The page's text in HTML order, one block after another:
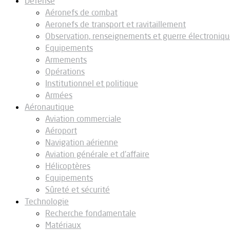
Aéronefs de combat
Aeronefs de transport et ravitaillement
Observation, renseignements et guerre
Equipements
Armements
Opérations
Institutionnel et politique
Armées
Aéronautique
Aviation commerciale
Aéroport
Navigation aérienne
Aviation générale et d’affaire
Hélicoptères
Equipements
Sûreté et sécurité
Technologie
Recherche fondamentale
Matériaux